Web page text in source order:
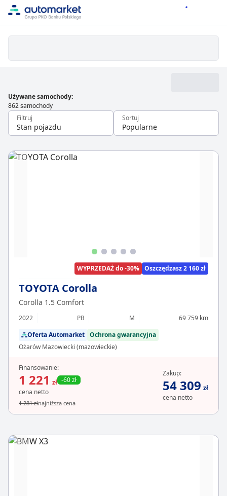
Używane samochody:
862 samochody
Filtruj
Stan pojazdu
Sortuj
Popularne
WYPRZEDAŻ do -30% Oszczędzasz 2 160 zł
TOYOTA Corolla
Corolla 1.5 Comfort
2022 PB M
69 759 km
Oferta Automarket Ochrona gwarancyjna
Ożarów Mazowiecki (mazowieckie)
Finansowanie:
1 221 zł -60 zł
cena netto
1 281 złnajniższa cena
Zakup:
54 309 zł
cena netto